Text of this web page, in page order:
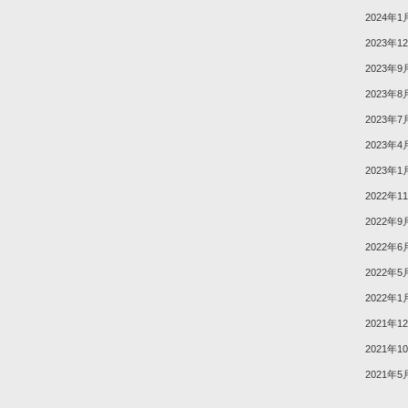
2024年1
2023年
2023年9
2023年8
2023年7
2023年4
2023年1
2022年
2022年9
2022年6
2022年5
2022年1
2021年
2021年
2021年5